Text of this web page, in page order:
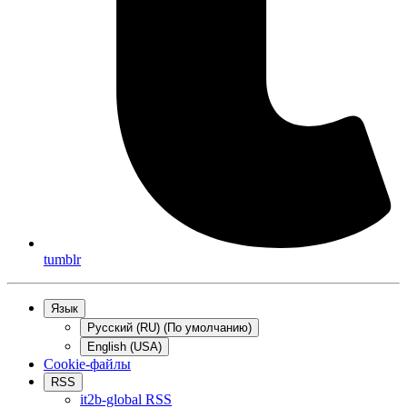
tumblr
Язык
Русский (RU) (По умолчанию)
English (USA)
Cookie-файлы
RSS
it2b-global RSS